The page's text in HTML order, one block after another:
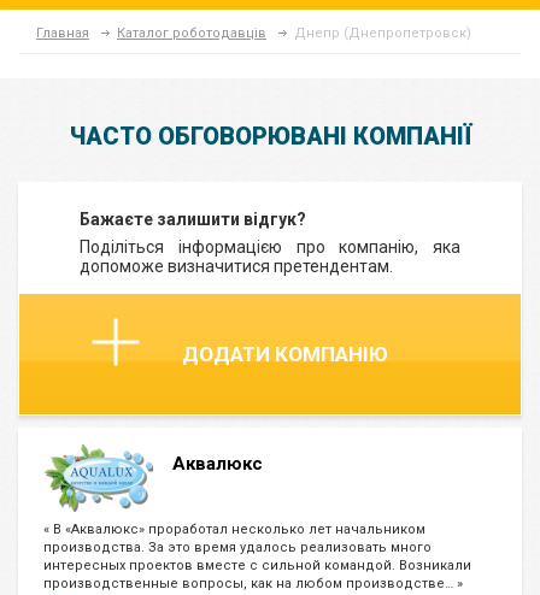
Главная Каталог роботодавців Днепр (Днепропетровск)
ЧАСТО ОБГОВОРЮВАНІ КОМПАНІЇ
Бажаєте залишити відгук?
Поділіться інформацією про компанію, яка
допоможе визначитися претендентам.
ДОДАТИ КОМПАНІЮ
Аквалюкс
« В «Аквалюкс» проработал несколько лет начальником
производства. За это время удалось реализовать много
интересных проектов вместе с сильной командой. Возникали
производственные вопросы, как на любом производстве… »